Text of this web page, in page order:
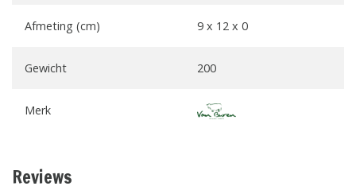
Afmeting (cm) 9 x 12 x 0
Gewicht 200
Merk
Reviews